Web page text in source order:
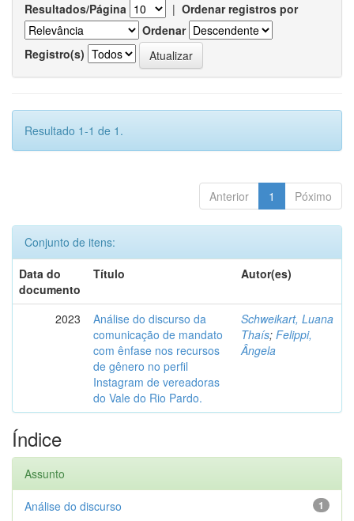
Resultados/Página | Ordenar registros por
Ordenar
Registro(s)
Resultado 1-1 de 1.
Anterior 1 Póximo
Conjunto de itens:
Data do
documento
Título Autor(es)
2023
Análise do discurso da
comunicação de mandato
com ênfase nos recursos
de gênero no perfil
Instagram de vereadoras
do Vale do Rio Pardo.
Schweikart, Luana
Thaís; Felippi,
Ângela
Índice
Assunto
1
Análise do discurso